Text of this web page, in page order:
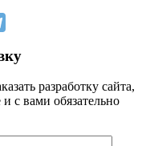
разработку сайта,
с вами обязательно